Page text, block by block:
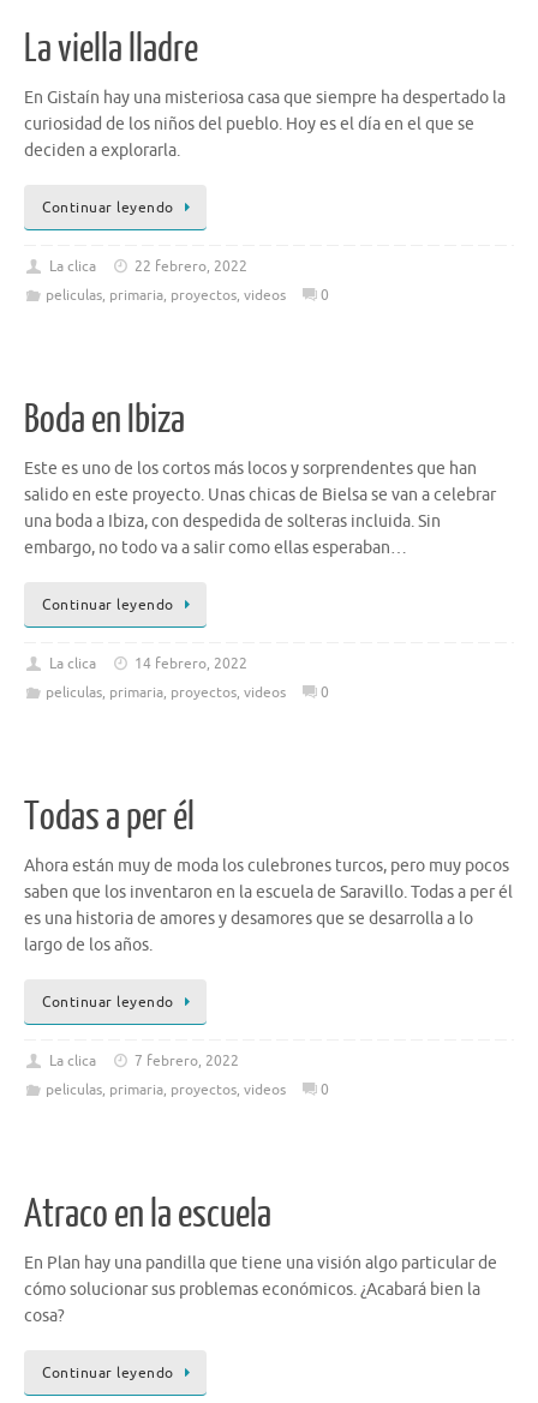
La viella lladre
En Gistaín hay una misteriosa casa que siempre ha despertado la
curiosidad de los niños del pueblo. Hoy es el día en el que se
deciden a explorarla.
Continuar leyendo
La clica
22 febrero, 2022
peliculas, primaria, proyectos, videos 0
Boda en Ibiza
Este es uno de los cortos más locos y sorprendentes que han
salido en este proyecto. Unas chicas de Bielsa se van a celebrar
una boda a Ibiza, con despedida de solteras incluida. Sin
embargo, no todo va a salir como ellas esperaban…
Continuar leyendo
La clica
14 febrero, 2022
peliculas, primaria, proyectos, videos 0
Todas a per él
Ahora están muy de moda los culebrones turcos, pero muy pocos
saben que los inventaron en la escuela de Saravillo. Todas a per él
es una historia de amores y desamores que se desarrolla a lo
largo de los años.
Continuar leyendo
La clica
7 febrero, 2022
peliculas, primaria, proyectos, videos 0
Atraco en la escuela
En Plan hay una pandilla que tiene una visión algo particular de
cómo solucionar sus problemas económicos. ¿Acabará bien la
cosa?
Continuar leyendo